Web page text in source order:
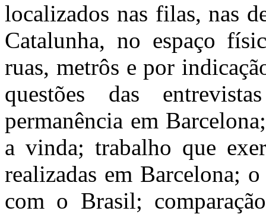
localizados nas filas, nas
Catalunha, no espaço
ruas, metrôs e por
questões das
permanência em
a vinda; trabalho que
realizadas em Barcelona;
com o Brasil;